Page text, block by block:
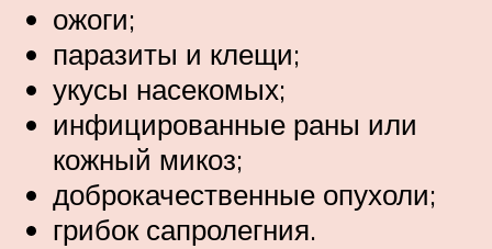
ожоги;
паразиты и клещи;
укусы насекомых;
инфицированные раны или
кожный микоз;
доброкачественные опухоли;
грибок сапролегния.